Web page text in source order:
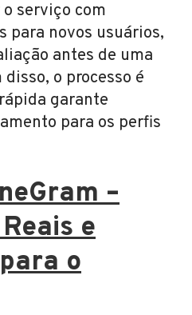
serviço com
para novos usuários,
antes de uma
o processo é
garante
para os perfis
–
e
o